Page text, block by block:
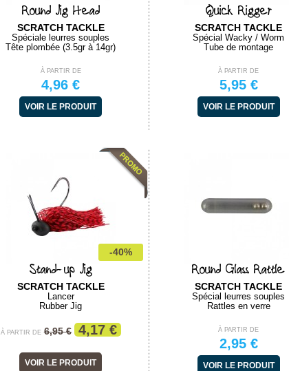
Round Jig Head
SCRATCH TACKLE
Spéciale leurres souples
Tête plombée (3.5gr à 14gr)
À PARTIR DE
4,96 €
VOIR LE PRODUIT
Quick Rigger
SCRATCH TACKLE
Spécial Wacky / Worm
Tube de montage
À PARTIR DE
5,95 €
VOIR LE PRODUIT
-40%
Stand-up Jig
SCRATCH TACKLE
Lancer
Rubber Jig
À PARTIR DE 6,95 € 4,17 €
VOIR LE PRODUIT
Round Glass Rattle
SCRATCH TACKLE
Spécial leurres souples
Rattles en verre
À PARTIR DE
2,95 €
VOIR LE PRODUIT